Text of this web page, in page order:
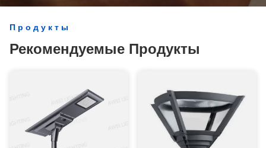
Продукты
Рекомендуемые Продукты